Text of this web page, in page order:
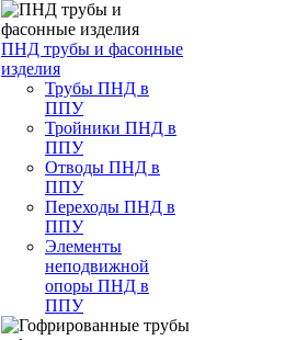
ПНД трубы и фасонные
изделия
Трубы ПНД в
ППУ
Тройники ПНД в
ППУ
Отводы ПНД в
ППУ
Переходы ПНД в
ППУ
Элементы
неподвижной
опоры ПНД в
ППУ